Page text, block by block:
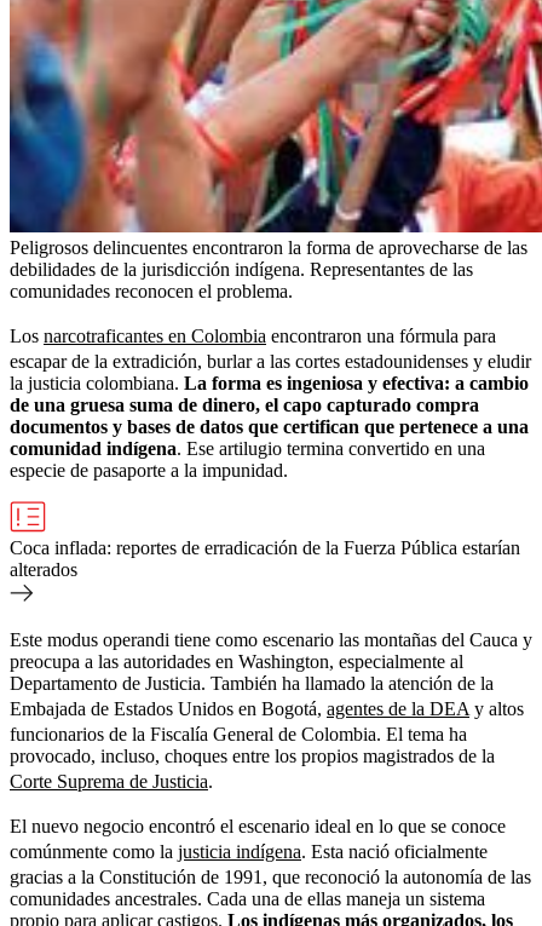
Peligrosos delincuentes encontraron la forma de aprovecharse de las
debilidades de la jurisdicción indígena. Representantes de las
comunidades reconocen el problema.
Los narcotraficantes en Colombia encontraron una fórmula para
escapar de la extradición, burlar a las cortes estadounidenses y eludir
la justicia colombiana. La forma es ingeniosa y efectiva: a cambio
de una gruesa suma de dinero, el capo capturado compra
documentos y bases de datos que certifican que pertenece a una
comunidad indígena. Ese artilugio termina convertido en una
especie de pasaporte a la impunidad.
Coca inflada: reportes de erradicación de la Fuerza Pública estarían
alterados
Este modus operandi tiene como escenario las montañas del Cauca y
preocupa a las autoridades en Washington, especialmente al
Departamento de Justicia. También ha llamado la atención de la
Embajada de Estados Unidos en Bogotá, agentes de la DEA y altos
funcionarios de la Fiscalía General de Colombia. El tema ha
provocado, incluso, choques entre los propios magistrados de la
Corte Suprema de Justicia.
El nuevo negocio encontró el escenario ideal en lo que se conoce
comúnmente como la justicia indígena. Esta nació oficialmente
gracias a la Constitución de 1991, que reconoció la autonomía de las
comunidades ancestrales. Cada una de ellas maneja un sistema
propio para aplicar castigos. Los indígenas más organizados, los